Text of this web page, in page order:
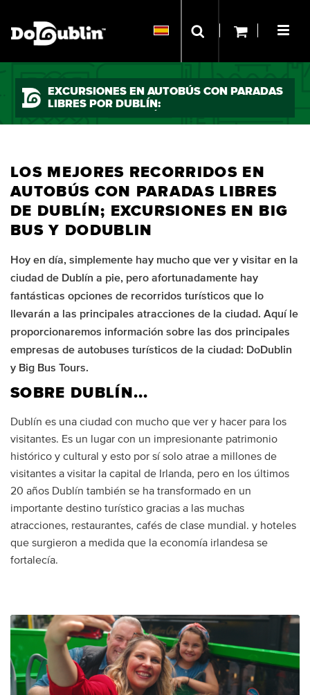
EXCURSIONES EN AUTOBÚS CON PARADAS
LIBRES POR DUBLÍN:
BIG BUS Y DODUBLÍN
LOS MEJORES RECORRIDOS EN
AUTOBÚS CON PARADAS LIBRES
DE DUBLÍN; EXCURSIONES EN BIG
BUS Y DODUBLIN
Hoy en día, simplemente hay mucho que ver y visitar en la
ciudad de Dublín a pie, pero afortunadamente hay
fantásticas opciones de recorridos turísticos que lo
llevarán a las principales atracciones de la ciudad. Aquí le
proporcionaremos información sobre las dos principales
empresas de autobuses turísticos de la ciudad: DoDublin
y Big Bus Tours.
SOBRE DUBLÍN...
Dublín es una ciudad con mucho que ver y hacer para los
visitantes. Es un lugar con un impresionante patrimonio
histórico y cultural y esto por sí solo atrae a millones de
visitantes a visitar la capital de Irlanda, pero en los últimos
20 años Dublín también se ha transformado en un
importante destino turístico gracias a las muchas
atracciones, restaurantes, cafés de clase mundial. y hoteles
que surgieron a medida que la economía irlandesa se
fortalecía.